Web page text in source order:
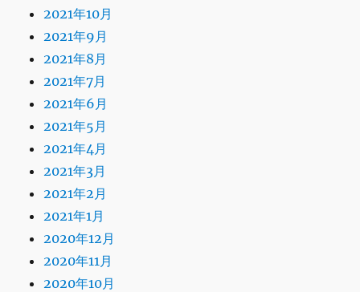
2021年10月
2021年9月
2021年8月
2021年7月
2021年6月
2021年5月
2021年4月
2021年3月
2021年2月
2021年1月
2020年12月
2020年11月
2020年10月